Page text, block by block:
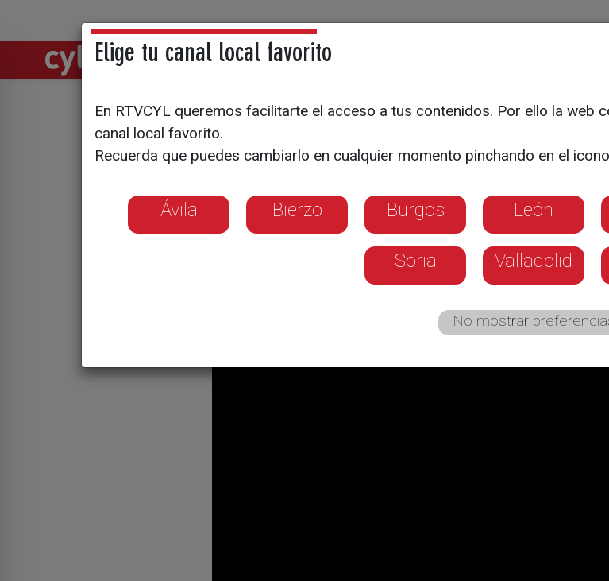
Directos Noticias
El fenómeno de los coches
ya suponen el 60% de las
La preferencia por vehículos más altos y
aparcamiento en las ciudades españolas
Elige tu canal local favorito
En RTVCYL queremos facilitarte el acceso a tus contenidos. Por ello la web
canal local favorito.
Recuerda que puedes cambiarlo en cualquier momento pinchando en el icono
Ávila Bierzo Burgos León
Soria Valladolid
No mostrar